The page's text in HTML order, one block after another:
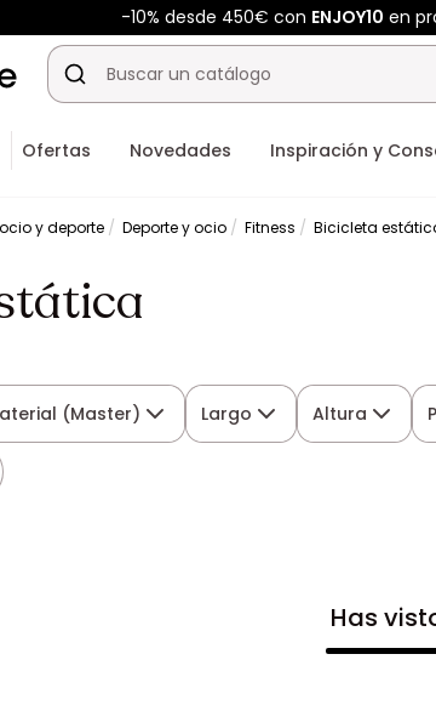
-10% desde 450€ con ENJOY10 en
Ofertas Novedades Inspiración y
y deporte Deporte y ocio Fitness Bicicleta
(Master) Largo Altura
Has